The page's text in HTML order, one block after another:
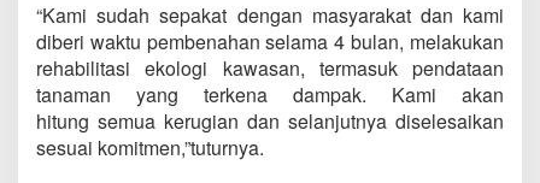
“Kami sudah sepakat dengan masyarakat dan kami
diberi waktu pembenahan selama 4 bulan, melakukan
rehabilitasi ekologi kawasan, termasuk pendataan
tanaman yang terkena dampak. Kami akan
hitung semua kerugian dan selanjutnya diselesaikan
sesuai komitmen,”tuturnya.